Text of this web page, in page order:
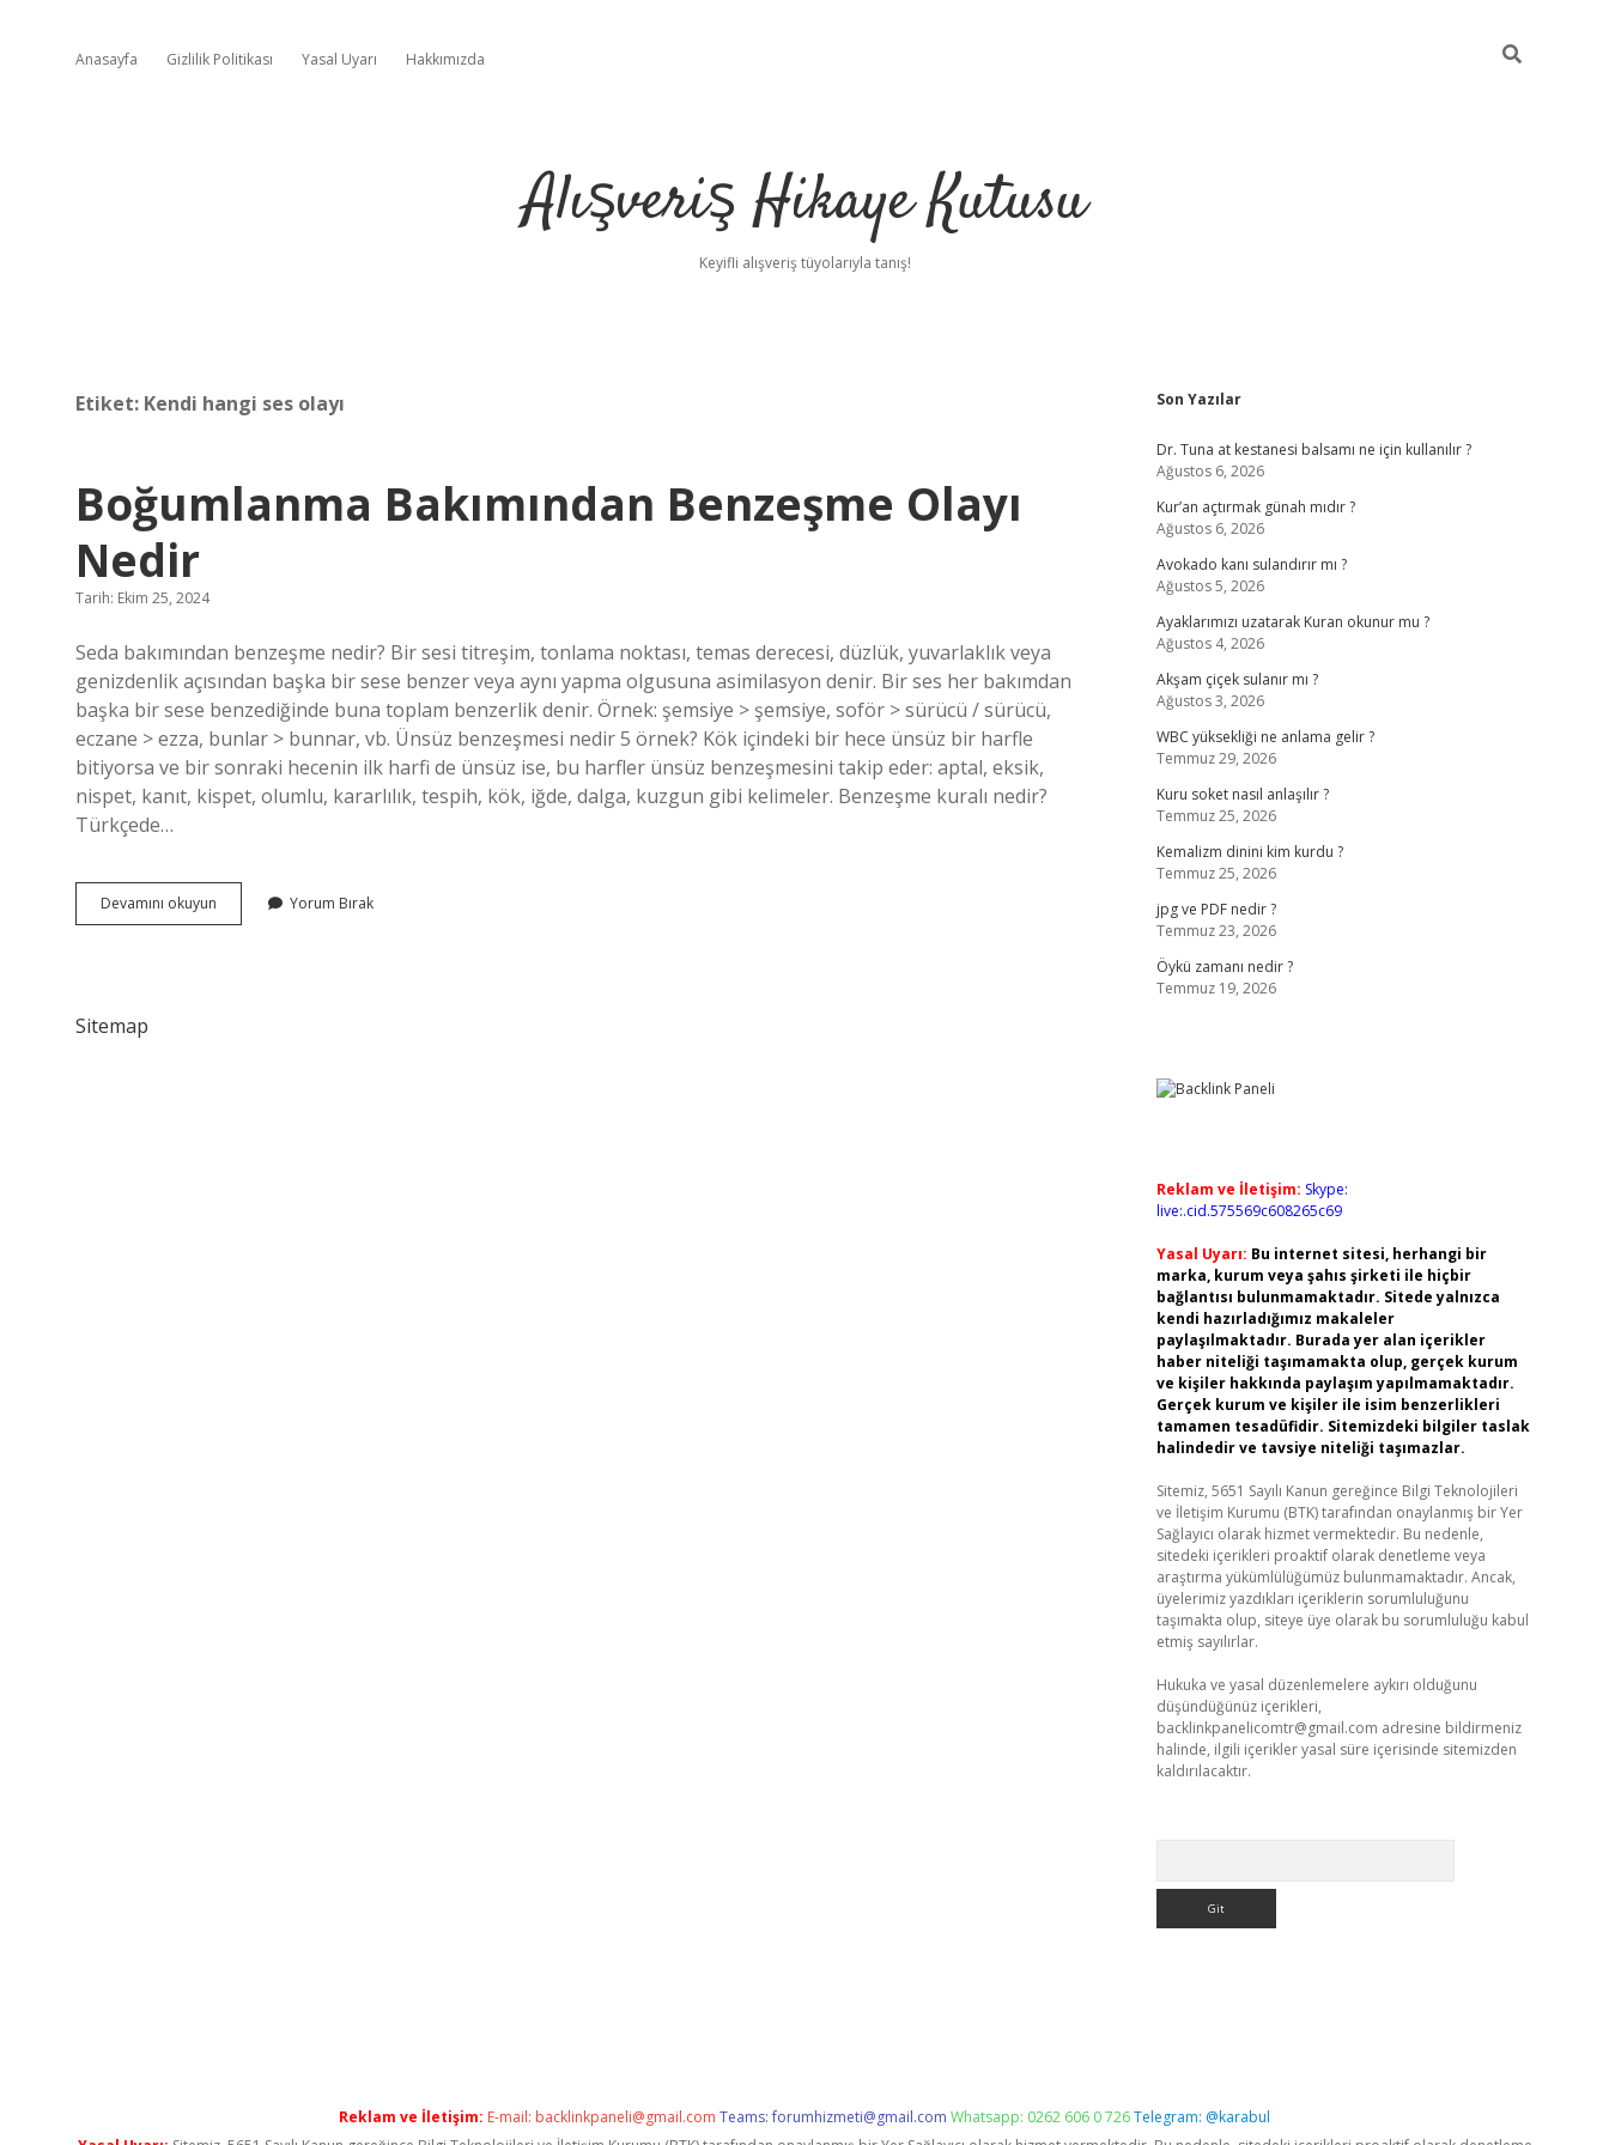
Anasayfa Gizlilik Politikası Yasal Uyarı Hakkımızda
Alışveriş Hikaye Kutusu
Keyifli alışveriş tüyolarıyla tanış!
Etiket: Kendi hangi ses olayı
Boğumlanma Bakımından Benzeşme Olayı
Nedir
Tarih: Ekim 25, 2024
Seda bakımından benzeşme nedir? Bir sesi titreşim, tonlama noktası, temas derecesi, düzlük, yuvarlaklık veya
genizdenlik açısından başka bir sese benzer veya aynı yapma olgusuna asimilasyon denir. Bir ses her bakımdan
başka bir sese benzediğinde buna toplam benzerlik denir. Örnek: şemsiye > şemsiye, soför > sürücü / sürücü,
eczane > ezza, bunlar > bunnar, vb. Ünsüz benzeşmesi nedir 5 örnek? Kök içindeki bir hece ünsüz bir harfle
bitiyorsa ve bir sonraki hecenin ilk harfi de ünsüz ise, bu harfler ünsüz benzeşmesini takip eder: aptal, eksik,
nispet, kanıt, kispet, olumlu, kararlılık, tespih, kök, iğde, dalga, kuzgun gibi kelimeler. Benzeşme kuralı nedir?
Türkçede…
Devamını okuyun Boğumlanma
Bakımından
Yorum Bırak
Sitemap
Sidebar
Son Yazılar
Dr. Tuna at kestanesi balsamı ne için kullanılır ?
Ağustos 6, 2026
Kur’an açtırmak günah mıdır ?
Ağustos 6, 2026
Avokado kanı sulandırır mı ?
Ağustos 5, 2026
Ayaklarımızı uzatarak Kuran okunur mu ?
Ağustos 4, 2026
Akşam çiçek sulanır mı ?
Ağustos 3, 2026
WBC yüksekliği ne anlama gelir ?
Temmuz 29, 2026
Kuru soket nasıl anlaşılır ?
Temmuz 25, 2026
Kemalizm dinini kim kurdu ?
Temmuz 25, 2026
jpg ve PDF nedir ?
Temmuz 23, 2026
Öykü zamanı nedir ?
Temmuz 19, 2026
Reklam ve İletişim: Skype:
live:.cid.575569c608265c69
Yasal Uyarı: Bu internet sitesi, herhangi bir
marka, kurum veya şahıs şirketi ile hiçbir
bağlantısı bulunmamaktadır. Sitede yalnızca
kendi hazırladığımız makaleler
paylaşılmaktadır. Burada yer alan içerikler
haber niteliği taşımamakta olup, gerçek kurum
ve kişiler hakkında paylaşım yapılmamaktadır.
Gerçek kurum ve kişiler ile isim benzerlikleri
tamamen tesadüfidir. Sitemizdeki bilgiler taslak
halindedir ve tavsiye niteliği taşımazlar.
Sitemiz, 5651 Sayılı Kanun gereğince Bilgi Teknolojileri
ve İletişim Kurumu (BTK) tarafından onaylanmış bir Yer
Sağlayıcı olarak hizmet vermektedir. Bu nedenle,
sitedeki içerikleri proaktif olarak denetleme veya
araştırma yükümlülüğümüz bulunmamaktadır. Ancak,
üyelerimiz yazdıkları içeriklerin sorumluluğunu
taşımakta olup, siteye üye olarak bu sorumluluğu kabul
etmiş sayılırlar.
Hukuka ve yasal düzenlemelere aykırı olduğunu
düşündüğünüz içerikleri,
backlinkpanelicomtr@gmail.com adresine bildirmeniz
halinde, ilgili içerikler yasal süre içerisinde sitemizden
kaldırılacaktır.
Reklam ve İletişim: E-mail: backlinkpaneli@gmail.com Teams:forumhizmeti@gmail.com Whatsapp: 0262 606 0 726Telegram: @karabul